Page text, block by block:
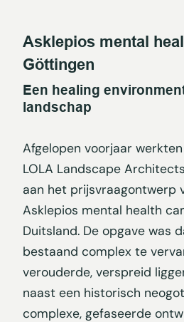
Asklepios mental
Göttingen
Een healing
landschap
Afgelopen voorjaar werkten
LOLA Landscape
aan het prijsvraagontwerp
Asklepios mental health
Duitsland. De opgave was
bestaand complex te
verouderde, verspreid
naast een historisch
complexe, gefaseerde